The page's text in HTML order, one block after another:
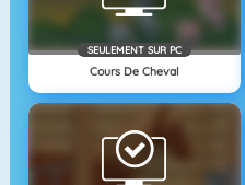
SEULEMENT SUR PC
Cours De Cheval